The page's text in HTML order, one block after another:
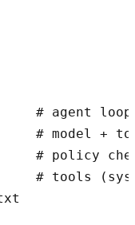
# agent loop
# model +
# policy
# tools